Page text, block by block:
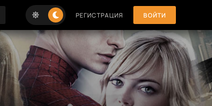
РЕГИСТРАЦИЯ ВОЙТИ